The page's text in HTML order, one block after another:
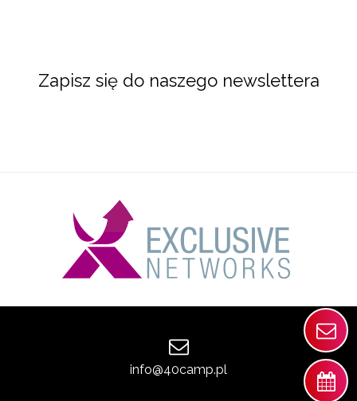
Zapisz się do naszego newslettera
info@40camp.pl